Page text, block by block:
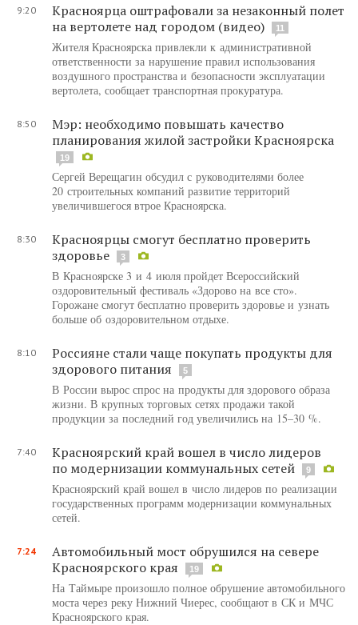
9:20
Красноярца оштрафовали за незаконный полет
на вертолете над городом (видео)
11
Жителя Красноярска привлекли к административной
ответственности за нарушение правил использования
воздушного пространства и безопасности эксплуатации
вертолета, сообщает транспортная прокуратура.
8:50
Мэр: необходимо повышать качество
планирования жилой застройки Красноярска
19
Сергей Верещагин обсудил с руководителями более
20 строительных компаний развитие территорий
увеличившегося втрое Красноярска.
8:30
Красноярцы смогут бесплатно проверить
здоровье
3
В Красноярске 3 и 4 июля пройдет Всероссийский
оздоровительный фестиваль «Здорово на все сто».
Горожане смогут бесплатно проверить здоровье и узнать
больше об оздоровительном отдыхе.
8:10
Россияне стали чаще покупать продукты для
здорового питания
5
В России вырос спрос на продукты для здорового образа
жизни. В крупных торговых сетях продажи такой
продукции за последний год увеличились на 15–30 %.
7:40
Красноярский край вошел в число лидеров
по модернизации коммунальных сетей
9
Красноярский край вошел в число лидеров по реализации
государственных программ модернизации коммунальных
сетей.
7:24
Автомобильный мост обрушился на севере
Красноярского края
19
На Таймыре произошло полное обрушение автомобильного
моста через реку Нижний Чиерес, сообщают в СК и МЧС
Красноярского края.